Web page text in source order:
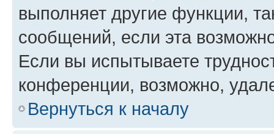
выполняет другие функции,
сообщений, если эта
Если вы испытываете
конференции, возможно,
Вернуться к началу